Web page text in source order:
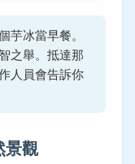
芋冰當早餐。
之舉。抵達那
人員會告訴你
景觀